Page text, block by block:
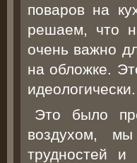
поваров на
решаем, что
очень важно
на обложке.
идеологически.
Это было
воздухом,
трудностей